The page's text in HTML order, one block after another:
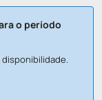
o período